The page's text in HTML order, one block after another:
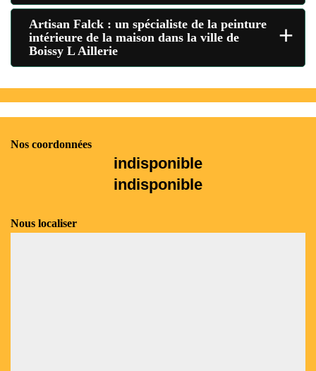
Artisan Falck : un spécialiste de la peinture
intérieure de la maison dans la ville de
Boissy L Aillerie
+
Nos coordonnées
indisponible
indisponible
Nous localiser